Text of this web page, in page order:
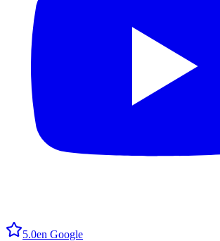
5.0en Google